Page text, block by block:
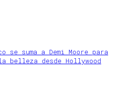
se suma a Demi Moore para
desde Hollywood